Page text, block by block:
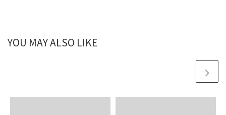
YOU MAY ALSO LIKE